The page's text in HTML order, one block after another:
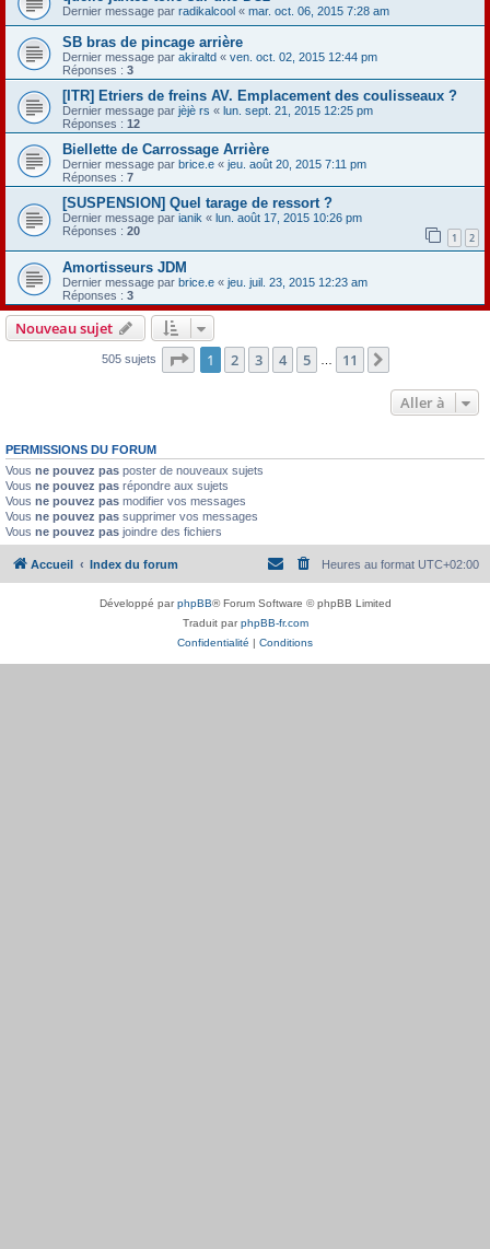
Dernier message par radikalcool « mar. oct. 06, 2015 7:28 am
SB bras de pincage arrière
Dernier message par akiraltd « ven. oct. 02, 2015 12:44 pm
Réponses : 3
[ITR] Etriers de freins AV. Emplacement des coulisseaux ?
Dernier message par jèjè rs « lun. sept. 21, 2015 12:25 pm
Réponses : 12
Biellette de Carrossage Arrière
Dernier message par brice.e « jeu. août 20, 2015 7:11 pm
Réponses : 7
[SUSPENSION] Quel tarage de ressort ?
Dernier message par ianik « lun. août 17, 2015 10:26 pm
Réponses : 20 1 2
Amortisseurs JDM
Dernier message par brice.e « jeu. juil. 23, 2015 12:23 am
Réponses : 3
Nouveau sujet
505 sujets Page 1sur11
1 2 3 4 5 11
Aller à
PERMISSIONS DU FORUM
Vous ne pouvez pas poster de nouveaux sujets
Vous ne pouvez pas répondre aux sujets
Vous ne pouvez pas modifier vos messages
Vous ne pouvez pas supprimer vos messages
Vous ne pouvez pas joindre des fichiers
Accueil Index du forum Heures au format UTC+02:00
Développé parphpBB® Forum Software © phpBB Limited
Traduit parphpBB-fr.com
Confidentialité | Conditions